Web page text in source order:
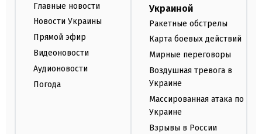
Главные новости
Новости Украины
Прямой эфир
Видеоновости
Аудионовости
Погода
Украиной
Ракетные обстрелы
Карта боевых действий
Мирные переговоры
Воздушная тревога в
Украине
Массированная атака по
Украине
Взрывы в России